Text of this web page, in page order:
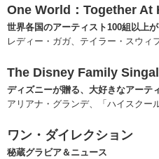
One World：Together At
世界各国のアーティスト100組以上
レディー・ガガ、テイラー・スウィ
The Disney Family
ディズニーが贈る、大好きなアーテ
アリアナ・グランデ、「ハイスクー
ワン・ダイレクション
秘蔵グラビア＆ニュース